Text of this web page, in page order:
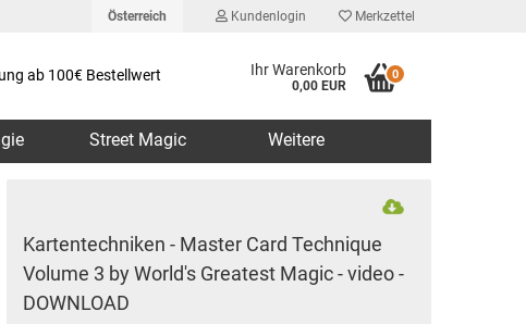
Österreich Kundenlogin
Konto erstellen
Merkzettel
ab 100€ Bestellwert Ihr Warenkorb
0,00 EUR
0
Street Magic Weitere
Kartentechniken - Master Card Technique
Volume 3 by World's Greatest Magic - video -
DOWNLOAD